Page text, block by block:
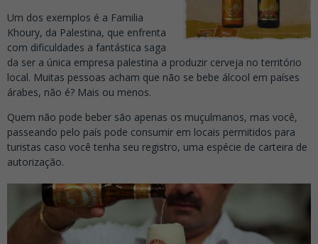
Um dos exemplos é a Familia
Khoury, da Palestina, que enfrenta
com dificuldades a fantástica saga
da ser a única empresa palestina a produzir cerveja no território
local. Muitas pessoas acham que não se bebe álcool em países
árabes, não é? Mais ou menos.
Quem não pode beber são apenas os muçulmanos, mas você,
passeando pelo país pode consumir em locais permitidos para
turistas caso você tenha seu registro, uma espécie de carteira de
autorização.